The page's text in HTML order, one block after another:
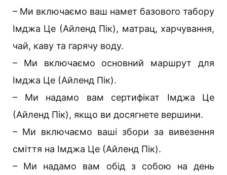
– Ми включаємо ваш намет базового табору
Імджа Це (Айленд Пік), матрац, харчування,
чай, каву та гарячу воду.
– Ми включаємо основний маршрут для
Імджа Це (Айленд Пік).
– Ми надамо вам сертифікат Імджа Це
(Айленд Пік), якщо ви досягнете вершини.
– Ми включаємо ваші збори за вивезення
сміття на Імджа Це (Айленд Пік).
– Ми надамо вам обід з собою на день